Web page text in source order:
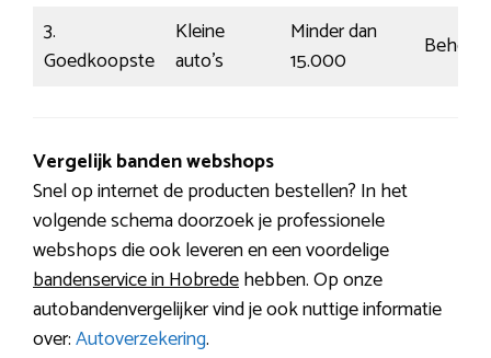
3.
Goedkoopste
Kleine
auto’s
Minder dan
15.000
Vergelijk banden webshops
Snel op internet de producten bestellen? In het
volgende schema doorzoek je professionele
webshops die ook leveren en een voordelige
bandenservice in Hobredehebben. Op onze
autobandenvergelijker vind je ook nuttige informatie
over:Autoverzekering.